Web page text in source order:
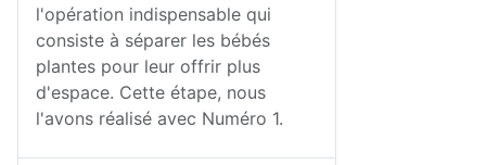
l'opération indispensable qui
consiste à séparer les bébés
plantes pour leur offrir plus
d'espace. Cette étape, nous
l'avons réalisé avec Numéro 1.